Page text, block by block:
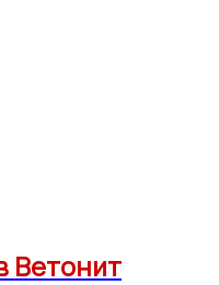
Ветонит